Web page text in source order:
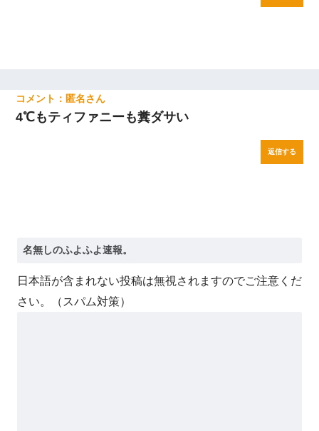
匿名
4℃もティファニーも糞ダサい
返信する
日本語が含まれない投稿は無視されますのでご注意くだ
さい。（スパム対策）